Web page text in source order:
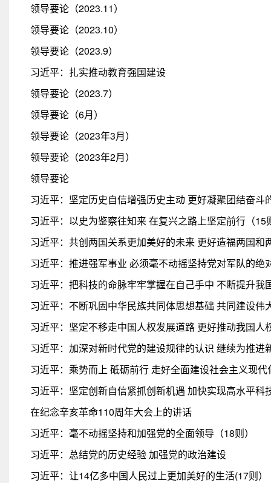
领导要论（2023.11）
领导要论（2023.10）
领导要论（2023.9）
习近平：扎实推动教育强国建设
领导要论（2023.7）
领导要论（6月）
领导要论（2023年3月）
领导要论（2023年2月）
领导要论
习近平：坚定历史自信增强历史主动 更好凝聚团结奋斗
习近平：以史为鉴察往知来 在复兴之路上坚定前行（15
习近平：共创两国关系更加美好的未来 更好造福两国和
习近平：推进强军事业 必须毫不动摇坚持党对军队的绝
习近平：把科技的命脉牢牢掌握在自己手中 不断提升
习近平：不断巩固中华民族共同体思想基础 共同建设
习近平：坚定不移走中国人权发展道路 更好推动我国人
习近平：加深对新时代党的建设规律的认识 继续为推
习近平：乘势而上 砥砺前行 走好全面建设社会主义现
习近平：坚定创新自信紧抓创新机遇 加快实现高水平科
在纪念辛亥革命110周年大会上的讲话
习近平：毫不动摇坚持和加强党的全面领导（18则）
习近平：总结党的历史经验 加强党的政治建设
习近平：让14亿多中国人民过上更加美好的生活(17则）